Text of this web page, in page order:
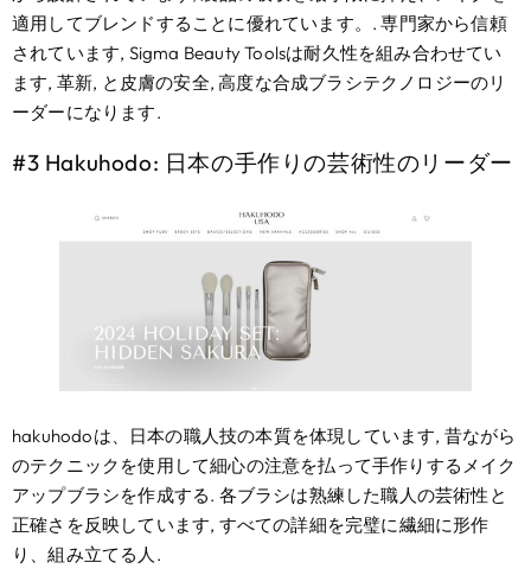
適用してブレンドすることに優れています。. 専門家から信頼
されています, Sigma Beauty Toolsは耐久性を組み合わせてい
ます, 革新, と皮膚の安全, 高度な合成ブラシテクノロジーのリ
ーダーになります.
#3 Hakuhodo: 日本の手作りの芸術性のリーダー
hakuhodoは、日本の職人技の本質を体現しています, 昔ながら
のテクニックを使用して細心の注意を払って手作りするメイク
アップブラシを作成する. 各ブラシは熟練した職人の芸術性と
正確さを反映しています, すべての詳細を完璧に繊細に形作
り、組み立てる人.